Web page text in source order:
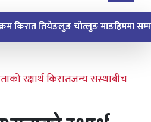
रक्षार्थ किरातजन्य संस्थाबीच